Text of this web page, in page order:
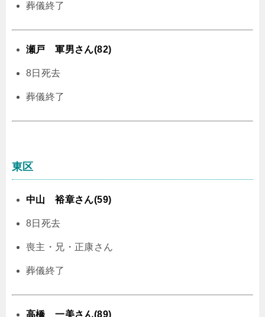
葬儀終了
瀬戸 軍男さん(82)
8日死去
葬儀終了
東区
中山 裕章さん(59)
8日死去
喪主・兄・正康さん
葬儀終了
高橋 一美さん(89)